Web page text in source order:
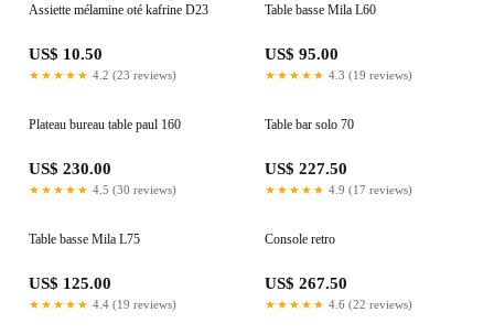
Assiette mélamine oté kafrine D23
US$ 10.50
★★★★★ 4.2 (23 reviews)
Table basse Mila L60
US$ 95.00
★★★★★ 4.3 (19 reviews)
Plateau bureau table paul 160
US$ 230.00
★★★★★ 4.5 (30 reviews)
Table bar solo 70
US$ 227.50
★★★★★ 4.9 (17 reviews)
Table basse Mila L75
US$ 125.00
★★★★★ 4.4 (19 reviews)
Console retro
US$ 267.50
★★★★★ 4.6 (22 reviews)